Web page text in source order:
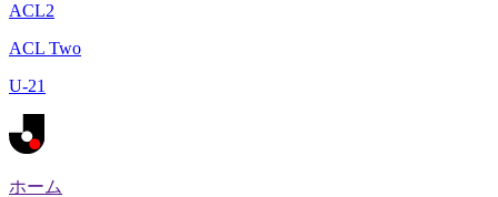
ACL2
ACL Two
U-21
ホーム